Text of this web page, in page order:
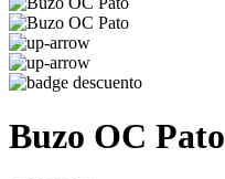
Buzo OC Pato